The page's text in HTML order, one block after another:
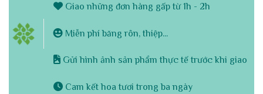
Giao những đơn hàng gấp từ 1h - 2h
Miễn phí băng rôn, thiệp...
Gửi hình ảnh sản phẩm thực tế trước khi giao
Cam kết hoa tươi trong ba ngày